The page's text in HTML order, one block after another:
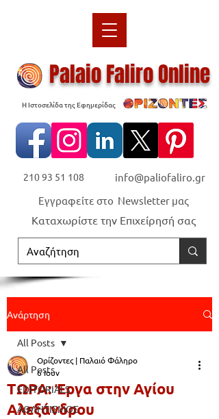
Palaio Faliro Online
Η Ιστοσελίδα της Εφημερίδας
210 93 51 108 info@paliofaliro.gr
Καταχωρίστε την Επιχείρησή σας
Εγγραφείτε στο Newsletter μας
Ανάρτηση
All Posts
EDITORIALS
ΑΘΛΗΤΙΣΜΟΣ
All Posts
ΤΩΡΑ: Έργα στην Αγίου
Αλεξάνδρου
Ορίζοντες | Παλαιό Φάληρο
6 Ιουν